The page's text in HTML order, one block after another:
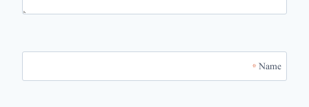
Name
*